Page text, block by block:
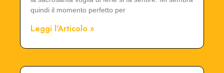
quindi il momento perfetto per
Leggi l'Articolo »